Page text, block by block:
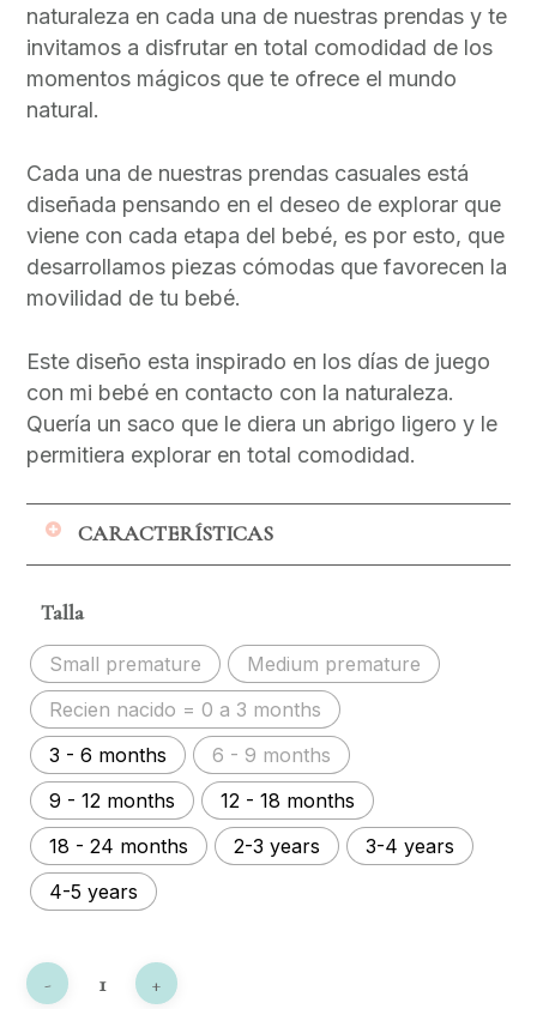
naturaleza en cada una de nuestras prendas y te
invitamos a disfrutar en total comodidad de los
momentos mágicos que te ofrece el mundo
natural.
Cada una de nuestras prendas casuales está
diseñada pensando en el deseo de explorar que
viene con cada etapa del bebé, es por esto, que
desarrollamos piezas cómodas que favorecen la
movilidad de tu bebé.
Este diseño esta inspirado en los días de juego
con mi bebé en contacto con la naturaleza.
Quería un saco que le diera un abrigo ligero y le
permitiera explorar en total comodidad.
CARACTERÍSTICAS
Sin broches ni botones
Fácil de poner y quitar
Hecho en una burda ligera
Transpirable
Suave
Confortable.
Match perfecto con nuestro Yoga Pant,
explora la opción que más te guste!
Talla
Small premature
Medium premature
Recien nacido = 0 a 3 months
3 - 6 months
6 - 9 months
9 - 12 months
12 - 18 months
18 - 24 months
2-3 years
3-4 years
4-5 years